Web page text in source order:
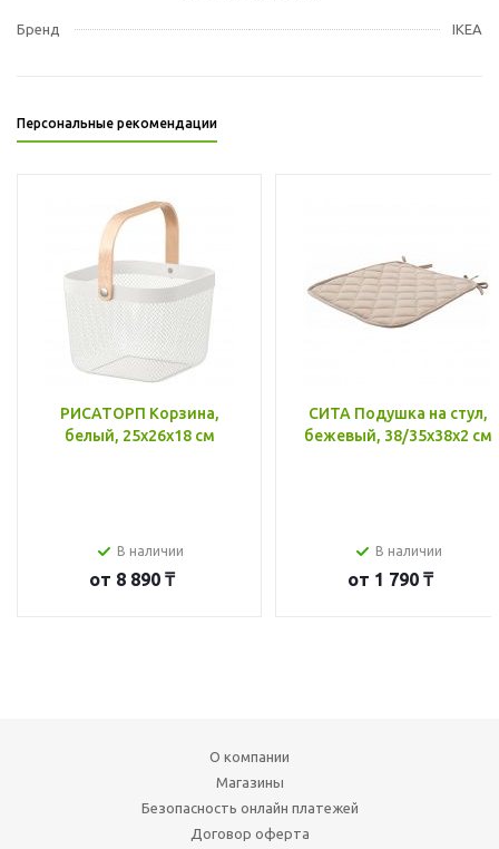
Бренд IKEA
Персональные рекомендации
РИСАТОРП Корзина,
белый, 25x26x18 см
В наличии
от 8 890 ₸
СИТА Подушка на стул,
бежевый, 38/35x38x2 см
В наличии
от 1 790 ₸
О компании
Магазины
Безопасность онлайн платежей
Договор оферта